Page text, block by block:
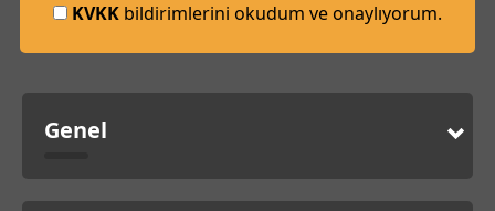
KVKK bildirimlerini okudum ve onaylıyorum.
Genel